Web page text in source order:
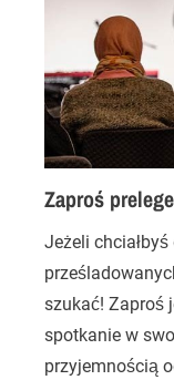
Zaproś
Jeżeli
szukać! Zaproś
spotkanie w
przyjemnością